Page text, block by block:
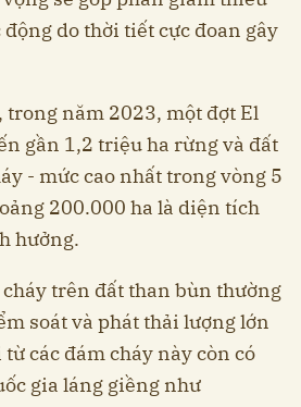
do thời tiết cực đoan gây
trong năm 2023, một đợt El
gần 1,2 triệu ha rừng và đất
- mức cao nhất trong vòng 5
200.000 ha là diện tích
hưởng.
trên đất than bùn thường
soát và phát thải lượng lớn
các đám cháy này còn có
gia láng giềng như